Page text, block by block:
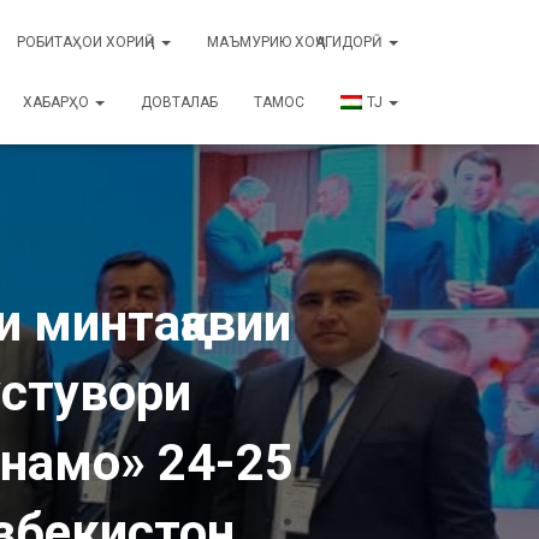
РОБИТАҲОИ ХОРИҶӢ МАЪМУРИЮ ХОҶАГИДОРӢ
ХАБАРҲО ДОВТАЛАБ ТАМОС TJ
24-25